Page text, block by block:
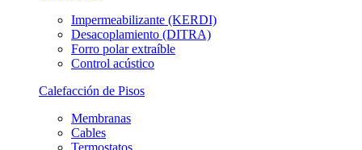
Impermeabilizante (KERDI)
Desacoplamiento (DITRA)
Forro polar extraíble
Control acústico
Calefacción de Pisos
Membranas
Cables
Termostatos